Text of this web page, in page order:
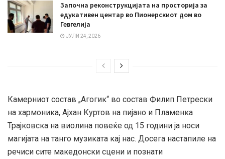
Започна реконструкцијата на просторија за
едукативен центар во Пионерскиот дом во
Гевгелија
ЈУЛИ 24, 2026
Камерниот состав „Агогик“ во состав Филип Петрески
на хармоника, Ајхан Куртов на пијано и Пламенка
Трајковска на виолина повеќе од 15 години ја носи
магијата на танго музиката кај нас. Досега настапиле на
речиси сите македонски сцени и познати